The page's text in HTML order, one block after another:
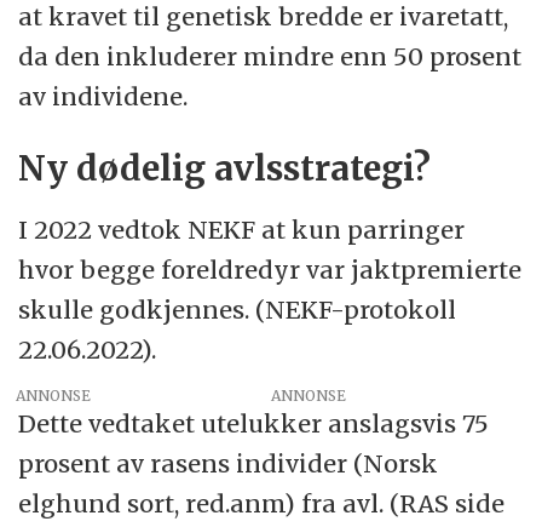
at kravet til genetisk bredde er ivaretatt,
da den inkluderer mindre enn 50 prosent
av individene.
Ny dødelig avlsstrategi?
I 2022 vedtok NEKF at kun parringer
hvor begge foreldredyr var jaktpremierte
skulle godkjennes. (NEKF-protokoll
22.06.2022).
ANNONSE
Dette vedtaket utelukker anslagsvis 75
prosent av rasens individer (Norsk
elghund sort, red.anm) fra avl. (RAS side